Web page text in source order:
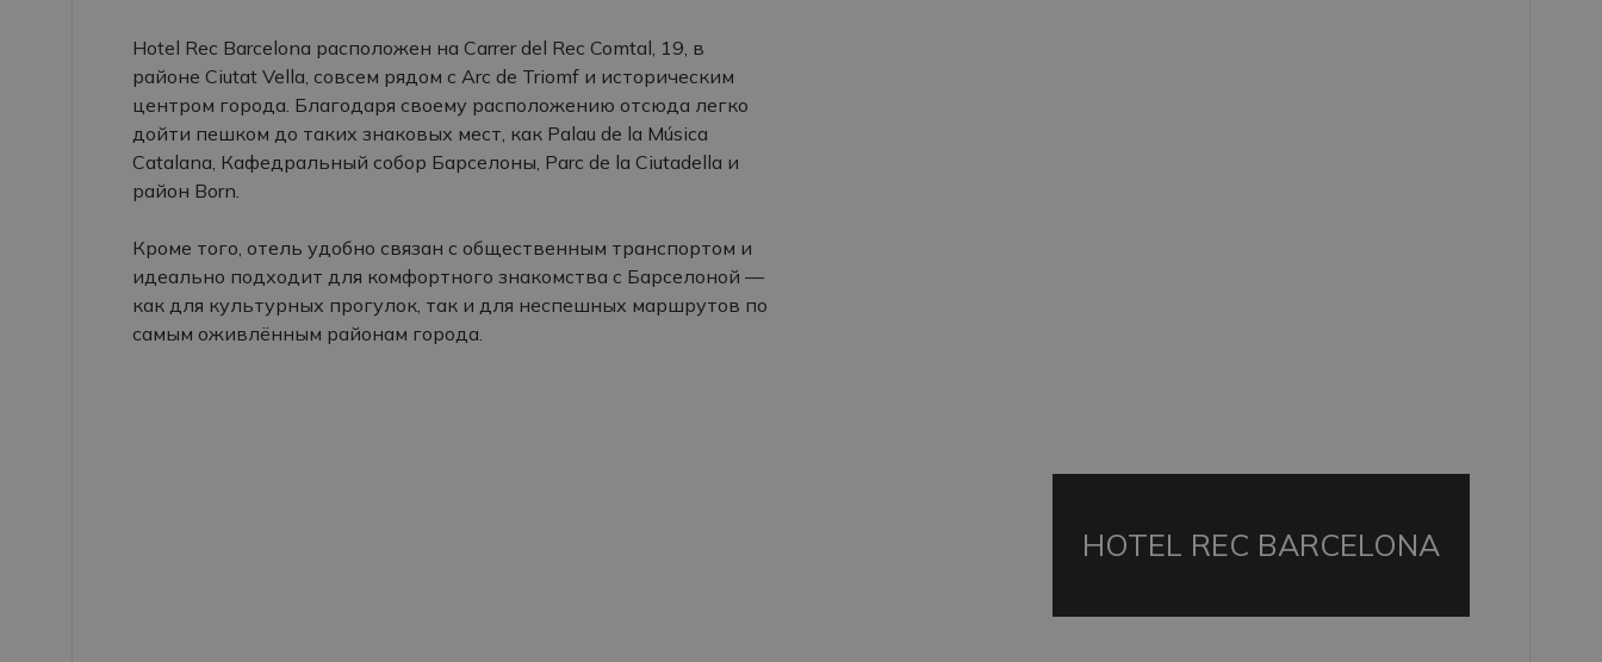
Hotel Rec Barcelona расположен на Carrer del Rec Comtal, 19, в
районе Ciutat Vella, совсем рядом с Arc de Triomf и историческим
центром города. Благодаря своему расположению отсюда легко
дойти пешком до таких знаковых мест, как Palau de la Música
Catalana, Кафедральный собор Барселоны, Parc de la Ciutadella и
район Born.
Кроме того, отель удобно связан с общественным транспортом и
идеально подходит для комфортного знакомства с Барселоной —
как для культурных прогулок, так и для неспешных маршрутов по
самым оживлённым районам города.
HOTEL REC BARCELONA